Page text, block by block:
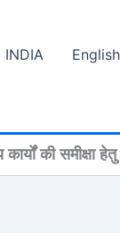
INDIA
की समीक्षा